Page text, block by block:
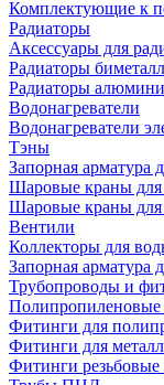
Комплектующие к
Радиаторы
Аксессуары для
Радиаторы
Радиаторы
Водонагреватели
Водонагреватели
Тэны
Запорная арматура
Шаровые краны
Шаровые краны для
Вентили
Коллекторы для
Запорная арматура
Трубопроводы и
Полипропиленовые
Фитинги для
Фитинги для
Фитинги резьбовые